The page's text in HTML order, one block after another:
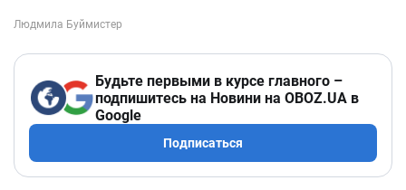
Будьте первыми в курсе главного –
подпишитесь на Новини на OBOZ.UA в
Google
Подписаться